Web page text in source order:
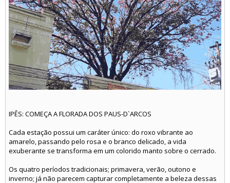
IPÊS: COMEÇA A FLORADA DOS PAUS-D`ARCOS
Cada estação possui um caráter único: do roxo vibrante ao
amarelo, passando pelo rosa e o branco delicado, a vida
exuberante se transforma em um colorido manto sobre o cerrado.
Os quatro períodos tradicionais; primavera, verão, outono e
inverno; já não parecem capturar completamente a beleza dessas